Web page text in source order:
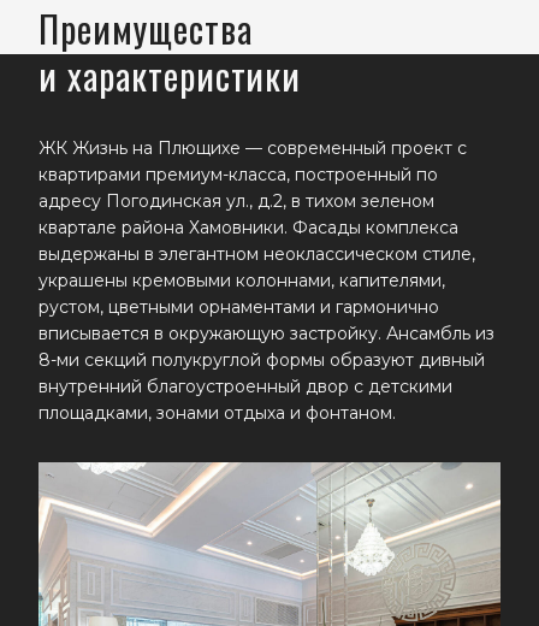
Преимущества
и характеристики
ЖК Жизнь на Плющихе — современный проект с
квартирами премиум-класса, построенный по
адресу Погодинская ул., д.2, в тихом зеленом
квартале района Хамовники. Фасады комплекса
выдержаны в элегантном неоклассическом стиле,
украшены кремовыми колоннами, капителями,
рустом, цветными орнаментами и гармонично
вписывается в окружающую застройку. Ансамбль из
8-ми секций полукруглой формы образуют дивный
внутренний благоустроенный двор с детскими
площадками, зонами отдыха и фонтаном.